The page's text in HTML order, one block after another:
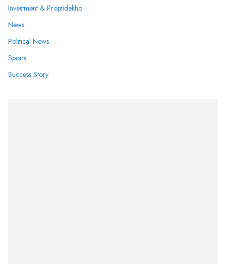
Investment & Proptidekho
News
Political News
Sports
Success Story